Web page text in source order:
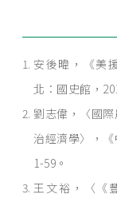
安後暐，《美
北：國史館，
劉志偉，〈國
治經濟學〉，
1-59。
王文裕，〈《